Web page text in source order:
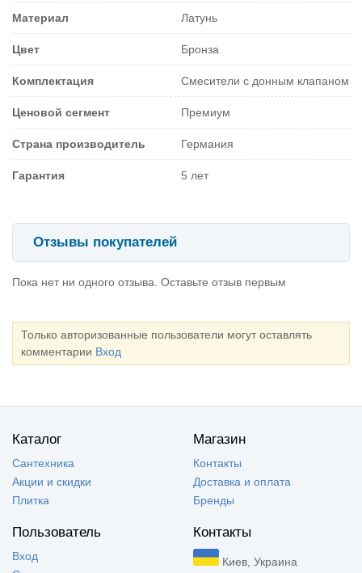
Материал Латунь
Цвет Бронза
Комплектация Смесители с донным клапаном
Ценовой сегмент Премиум
Страна производитель Германия
Гарантия 5 лет
Отзывы покупателей
Пока нет ни одного отзыва. Оставьте отзыв первым
Только авторизованные пользователи могут оставлять
комментарии Вход
Каталог
Сантехника
Акции и скидки
Плитка
Магазин
Контакты
Доставка и оплата
Бренды
Пользователь
Вход
Контакты
Киев, Украина